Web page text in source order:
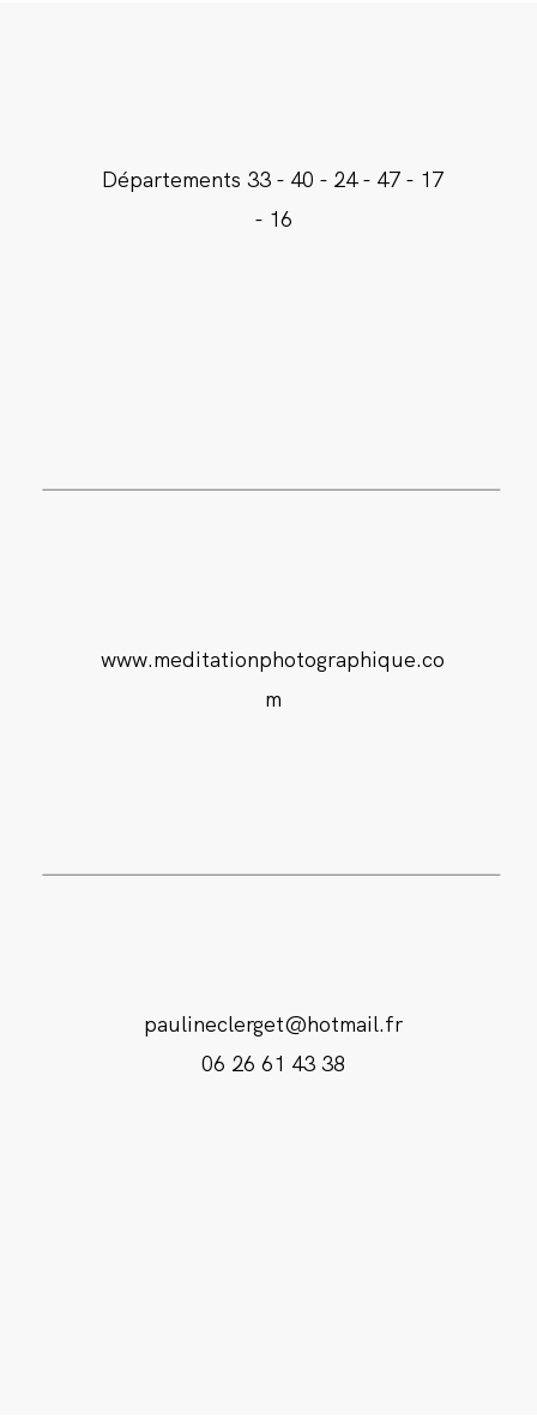
www.meditationphotographique.co
m
Départements33 - 40 - 24 - 47 - 17
- 16
paulineclerget@hotmail.fr
06 26 61 43 38